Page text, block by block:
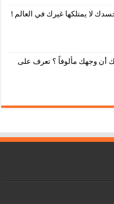
لا يمتلكها غيرك في العالم !
أن وجهك مألوفاً ؟ تعرف على